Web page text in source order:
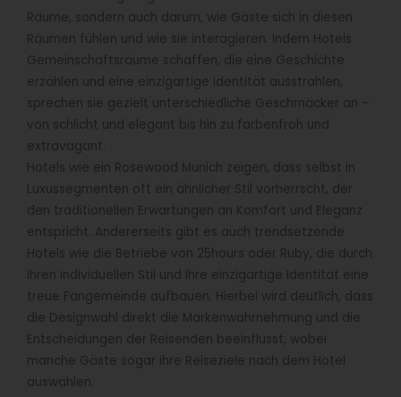
Räume, sondern auch darum, wie Gäste sich in diesen
Räumen fühlen und wie sie interagieren. Indem Hotels
Gemeinschaftsräume schaffen, die eine Geschichte
erzählen und eine einzigartige Identität ausstrahlen,
sprechen sie gezielt unterschiedliche Geschmäcker an –
von schlicht und elegant bis hin zu farbenfroh und
extravagant.
Hotels wie ein Rosewood Munich zeigen, dass selbst in
Luxussegmenten oft ein ähnlicher Stil vorherrscht, der
den traditionellen Erwartungen an Komfort und Eleganz
entspricht. Andererseits gibt es auch trendsetzende
Hotels wie die Betriebe von 25hours oder Ruby, die durch
ihren individuellen Stil und ihre einzigartige Identität eine
treue Fangemeinde aufbauen. Hierbei wird deutlich, dass
die Designwahl direkt die Markenwahrnehmung und die
Entscheidungen der Reisenden beeinflusst, wobei
manche Gäste sogar ihre Reiseziele nach dem Hotel
auswählen.